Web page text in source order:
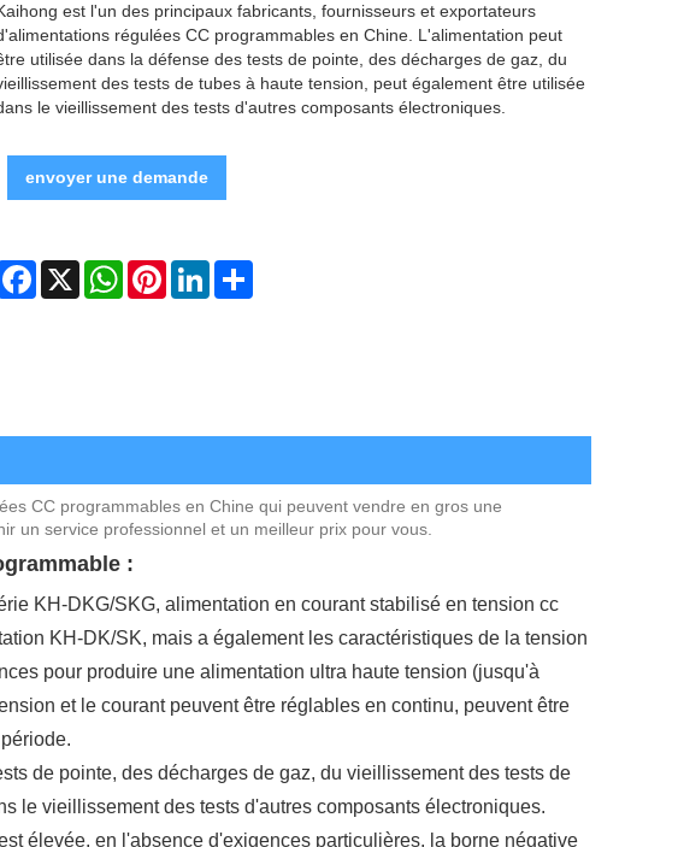
est l'un des principaux fabricants, fournisseurs et exportateurs
régulées CC programmables en Chine. L'alimentation peut
utilisée dans la défense des tests de pointe, des décharges de gaz, du
des tests de tubes à haute tension, peut également être utilisée
le vieillissement des tests d'autres composants électroniques.
envoyer une demande
Facebook
X WhatsAppPinterestLinkedInShare
CC programmables en Chine qui peuvent vendre en gros une
un service professionnel et un meilleur prix pour vous.
:
KH-DKG/SKG, alimentation en courant stabilisé en tension cc
KH-DK/SK, mais a également les caractéristiques de la tension
pour produire une alimentation ultra haute tension (jusqu'à
et le courant peuvent être réglables en continu, peuvent être
de pointe, des décharges de gaz, du vieillissement des tests de
le vieillissement des tests d'autres composants électroniques.
élevée, en l'absence d'exigences particulières, la borne négative